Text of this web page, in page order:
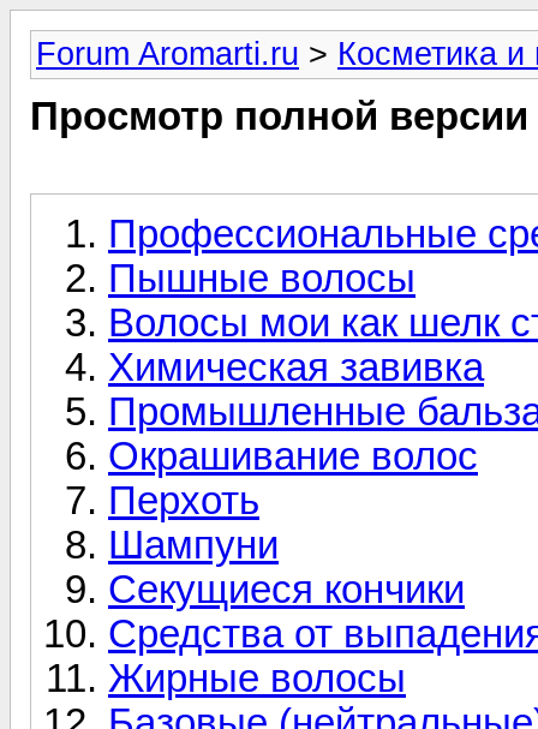
Forum Aromarti.ru > Косметика
Просмотр полной
Профессиональные
Пышные волосы
Волосы мои как шелк
Химическая завивка
Промышленные
Окрашивание волос
Перхоть
Шампуни
Секущиеся кончики
Средства от
Жирные волосы